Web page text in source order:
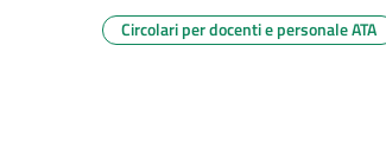
Circolari per docenti e personale ATA